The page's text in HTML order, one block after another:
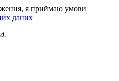
я приймаю умови
даних